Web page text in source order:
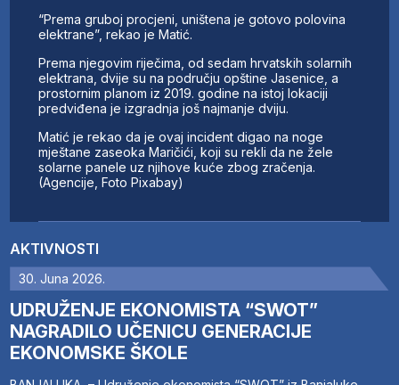
AKTIVNOSTI
30. Juna 2026.
UDRUŽENJE EKONOMISTA “SWOT”
NAGRADILO UČENICU GENERACIJE
EKONOMSKE ŠKOLE
“Prema gruboj procjeni, uništena je gotovo polovina
elektrane”, rekao je Matić.
Prema njegovim riječima, od sedam hrvatskih solarnih
elektrana, dvije su na području opštine Јasenice, a
prostornim planom iz 2019. godine na istoj lokaciji
predviđena je izgradnja još najmanje dviju.
Matić je rekao da je ovaj incident digao na noge
mještane zaseoka Maričići, koji su rekli da ne žele
solarne panele uz njihove kuće zbog zračenja.
(Agencije, Foto Pixabay)